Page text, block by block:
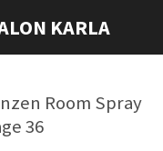
KARLA
Room Spray
36